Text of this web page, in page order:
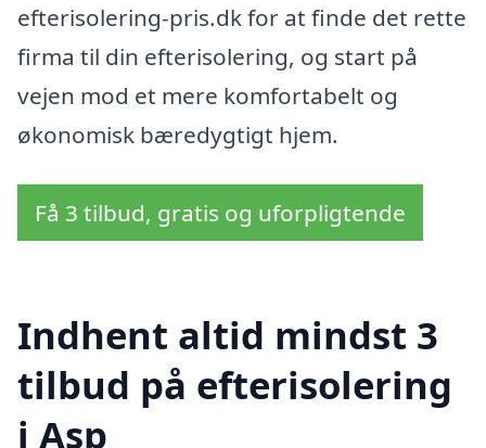
efterisolering-pris.dk for at finde det rette
firma til din efterisolering, og start på
vejen mod et mere komfortabelt og
økonomisk bæredygtigt hjem.
Få 3 tilbud, gratis og uforpligtende
Indhent altid mindst 3
tilbud på efterisolering
i Asp